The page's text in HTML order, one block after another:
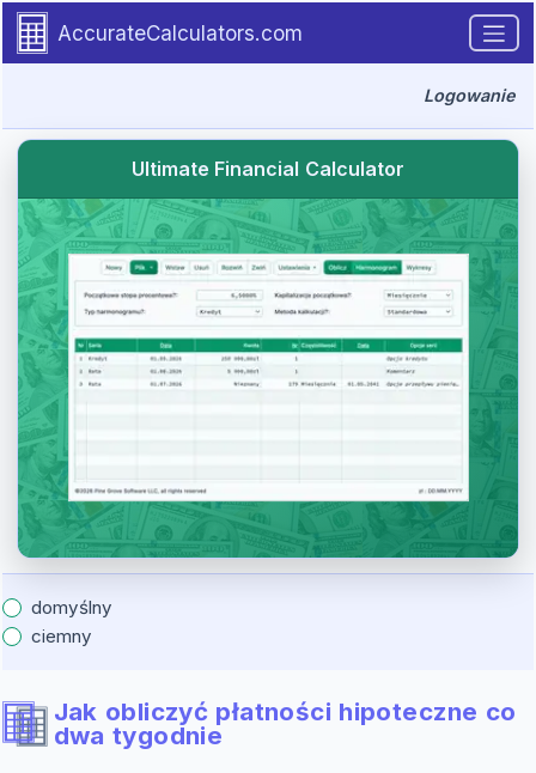
Go to tutorial content
AccurateCalculators.com
Logowanie
Ultimate Financial Calculator
domyślny
ciemny
Jak obliczyć płatności hipoteczne co
dwa tygodnie